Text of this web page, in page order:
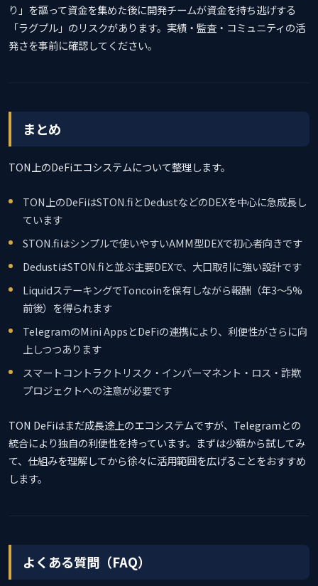
り」を謳って資金を集めた後に開発チームが資金を持ち逃げする
「ラグプル」のリスクがあります。実績・監査・コミュニティの活
発さを事前に確認してください。
まとめ
TON上のDeFiエコシステムについて整理します。
TON上のDeFiはSTON.fiとDedustなどのDEXを中心に急成長し
ています
STON.fiはシンプルで使いやすいAMM型DEXで初心者向きです
DedustはSTON.fiと並ぶ主要DEXで、大口取引に強い設計です
LiquidステーキングでToncoinを保有しながら報酬（年3〜5%
前後）を得られます
TelegramのMini AppsとDeFiの連携により、利便性がさらに向
上しつつあります
スマートコントラクトリスク・インパーマネント・ロス・詐欺
プロジェクトへの注意が必要です
TON DeFiはまだ成長途上のエコシステムですが、Telegramとの
統合により独自の利便性を持っています。まずは少額から試してみ
て、仕組みを理解してから徐々に活用範囲を広げることをおすすめ
します。
よくある質問（FAQ）